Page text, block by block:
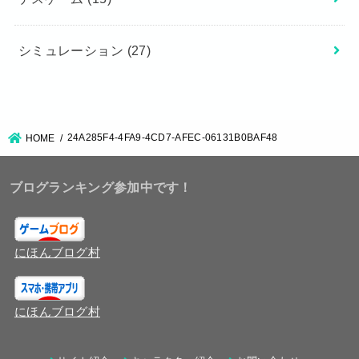
シミュレーション (27)
HOME 24A285F4-4FA9-4CD7-AFEC-06131B0BAF48
ブログランキング参加中です！
にほんブログ村
にほんブログ村